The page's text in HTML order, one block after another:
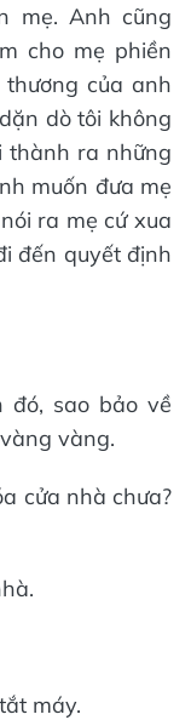
mẹ. Anh cũng
cho mẹ phiền
của anh
dò tôi không
thành ra những
muốn đưa mẹ
ra mẹ cứ xua
đến quyết định
sao bảo về
vàng.
cửa nhà chưa?
máy.